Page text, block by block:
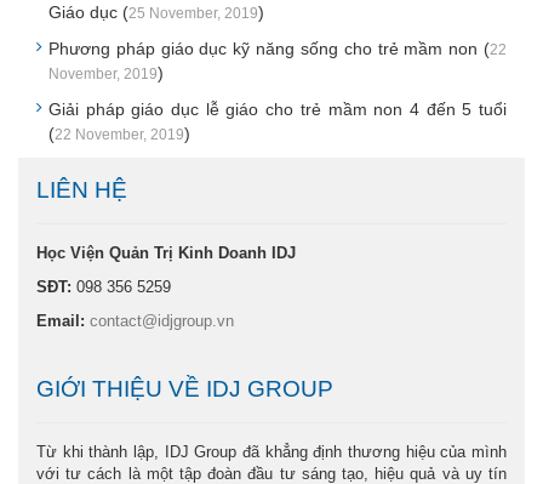
Giáo dục (25 November, 2019)
Phương pháp giáo dục kỹ năng sống cho trẻ mầm non (22
November, 2019)
Giải pháp giáo dục lễ giáo cho trẻ mầm non 4 đến 5 tuổi
(22 November, 2019)
LIÊN HỆ
Học Viện Quản Trị Kinh Doanh IDJ
SĐT: 098 356 5259
Email: contact@idjgroup.vn
GIỚI THIỆU VỀ IDJ GROUP
Từ khi thành lập, IDJ Group đã khẳng định thương hiệu của mình
với tư cách là một tập đoàn đầu tư sáng tạo, hiệu quả và uy tín